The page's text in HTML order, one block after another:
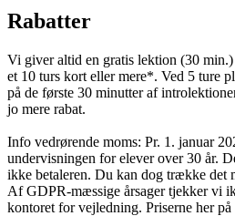
Rabatter
Vi giver altid en gratis lektion (30
et 10 turs kort eller mere*. Ved 5 ture
på de første 30 minutter af
jo mere rabat.
Info vedrørende moms: Pr. 1. januar
undervisningen for elever over 30 år.
ikke betaleren. Du kan dog trække det
Af GDPR-mæssige årsager tjekker vi
kontoret for vejledning. Priserne her